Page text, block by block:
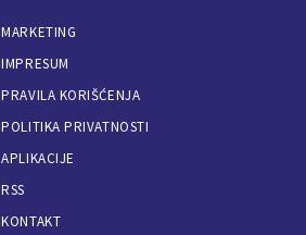
MARKETING
IMPRESUM
PRAVILA KORIŠĆENJA
POLITIKA PRIVATNOSTI
APLIKACIJE
RSS
KONTAKT